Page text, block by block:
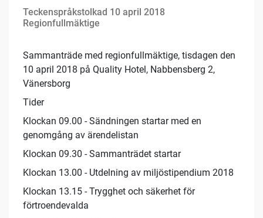
Teckenspråkstolkad 10 april 2018
Regionfullmäktige
Sammanträde med regionfullmäktige, tisdagen den
10 april 2018 på Quality Hotel, Nabbensberg 2,
Vänersborg
Tider
Klockan 09.00 - Sändningen startar med en
genomgång av ärendelistan
Klockan 09.30 - Sammanträdet startar
Klockan 13.00 - Utdelning av miljöstipendium 2018
Klockan 13.15 - Trygghet och säkerhet för
förtroendevalda